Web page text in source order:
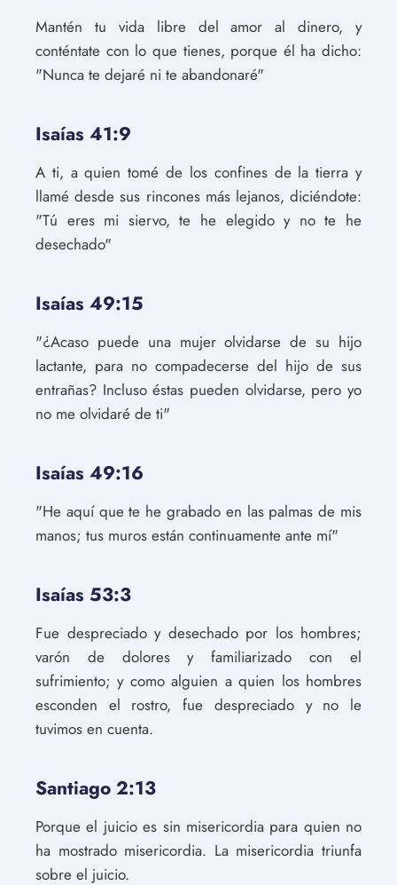
Mantén tu vida libre del amor al dinero, y
conténtate con lo que tienes, porque él ha dicho:
"Nunca te dejaré ni te abandonaré"
Isaías 41:9
A ti, a quien tomé de los confines de la tierra y
llamé desde sus rincones más lejanos, diciéndote:
"Tú eres mi siervo, te he elegido y no te he
desechado"
Isaías 49:15
"¿Acaso puede una mujer olvidarse de su hijo
lactante, para no compadecerse del hijo de sus
entrañas? Incluso éstas pueden olvidarse, pero yo
no me olvidaré de ti"
Isaías 49:16
"He aquí que te he grabado en las palmas de mis
manos; tus muros están continuamente ante mí"
Isaías 53:3
Fue despreciado y desechado por los hombres;
varón de dolores y familiarizado con el
sufrimiento; y como alguien a quien los hombres
esconden el rostro, fue despreciado y no le
tuvimos en cuenta.
Santiago 2:13
Porque el juicio es sin misericordia para quien no
ha mostrado misericordia. La misericordia triunfa
sobre el juicio.